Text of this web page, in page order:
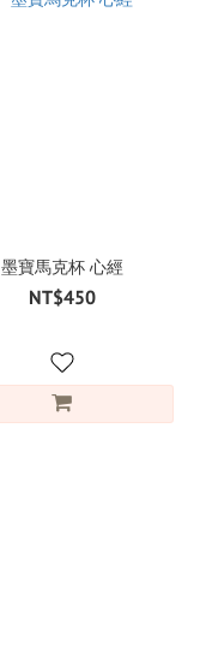
墨寶馬克杯 心經
NT$450